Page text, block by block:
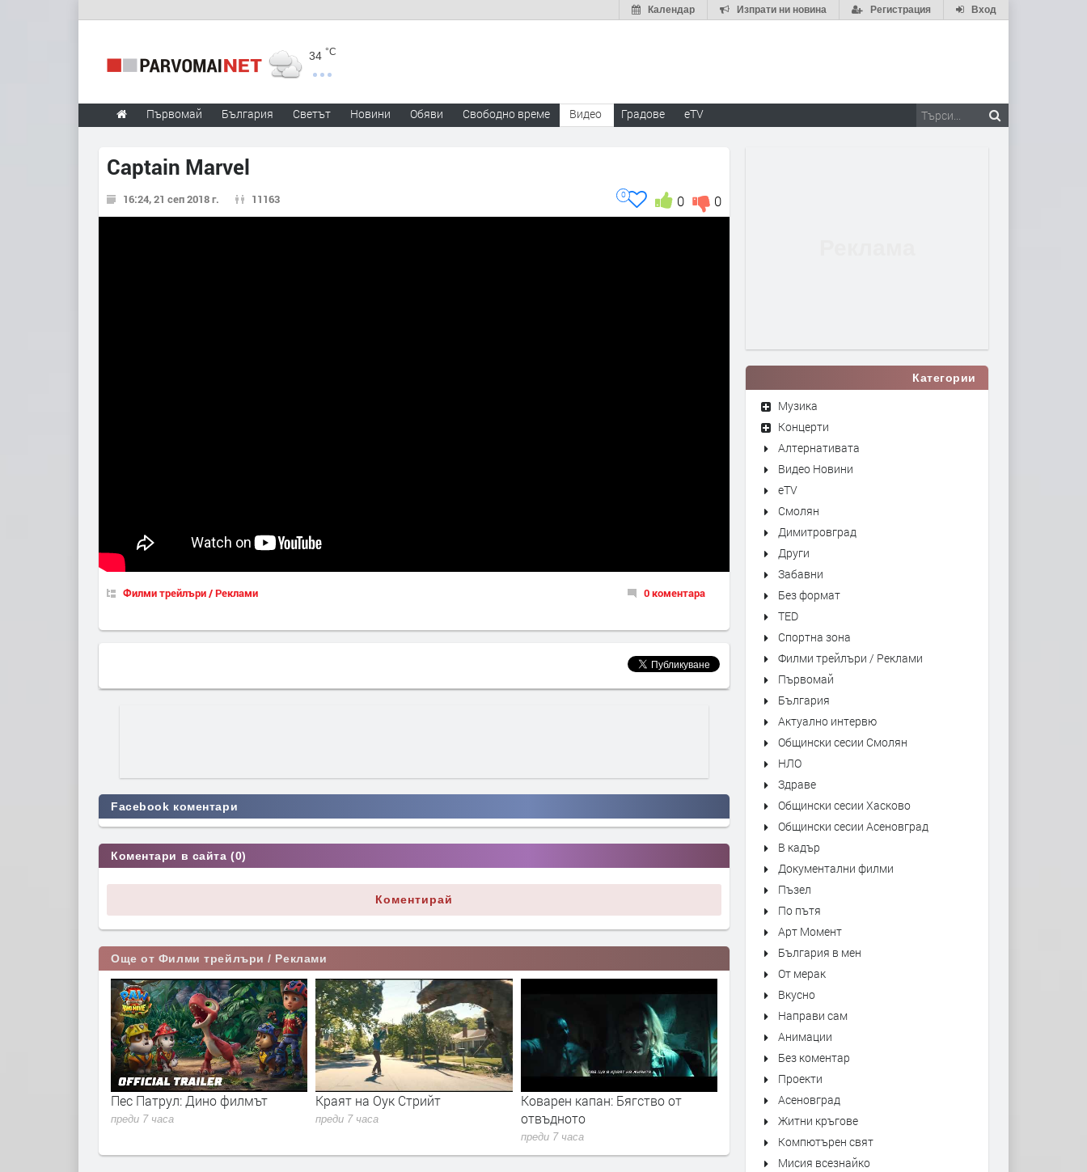
Вход
Регистрация
Изпрати ни новина
Календар
34 °C
Първомай България Светът Новини Обяви Свободно време Видео Градове eTV
Captain Marvel
16:24, 21 сеп 2018 г. 11163 0
0
0
Филми трейлъри / Реклами 0 коментара
Facebook коментари
Коментари в сайта (0)
Коментирай
Още от Филми трейлъри / Реклами
Пес Патрул: Дино филмът
преди 7 часа
Краят на Оук Стрийт
преди 7 часа
Коварен капан: Бягство от
отвъдното
преди 7 часа
Motor City - трейлър
преди 3 дни
Категории
Музика
Концерти
Алтернативата
Видео Новини
eTV
Смолян
Димитровград
Други
Забавни
Без формат
TED
Спортна зона
Филми трейлъри / Реклами
Първомай
България
Актуално интервю
Общински сесии Смолян
НЛО
Здраве
Общински сесии Хасково
Общински сесии Асеновград
В кадър
Документални филми
Пъзел
По пътя
Арт Момент
България в мен
От мерак
Вкусно
Направи сам
Анимации
Без коментар
Проекти
Асеновград
Житни кръгове
Компютърен свят
Мисия всезнайко